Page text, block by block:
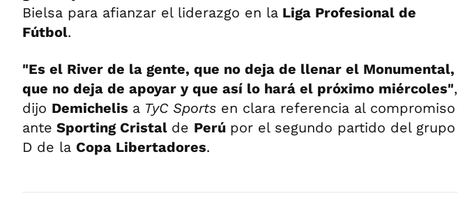
Bielsa para afianzar el liderazgo en la Liga Profesional de
Fútbol.
"Es el River de la gente, que no deja de llenar el Monumental,
que no deja de apoyar y que así lo hará el próximo miércoles",
dijo Demichelis a TyC Sports en clara referencia al compromiso
ante Sporting Cristal de Perú por el segundo partido del grupo
D de la Copa Libertadores.